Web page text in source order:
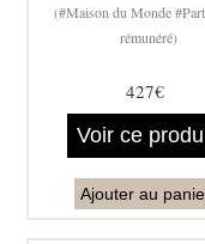
(#Maison du Monde
rémunéré)
427€
Voir ce
Ajouter au